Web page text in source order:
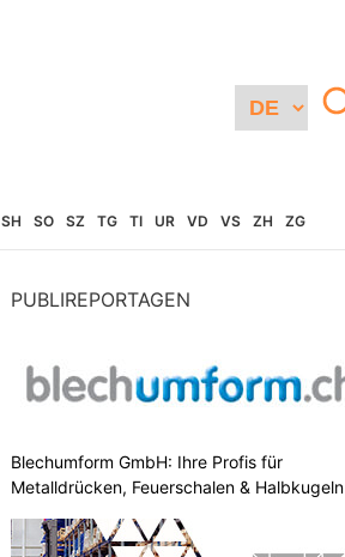
SH SO SZ TG TI UR VD VS ZH ZG
PUBLIREPORTAGEN
Blechumform GmbH: Ihre Profis für
Metalldrücken, Feuerschalen & Halbkugeln